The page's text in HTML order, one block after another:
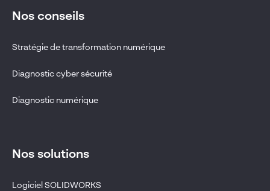
Nos conseils
Stratégie de transformation numérique
Diagnostic cyber sécurité
Diagnostic numérique
Nos solutions
Logiciel SOLIDWORKS